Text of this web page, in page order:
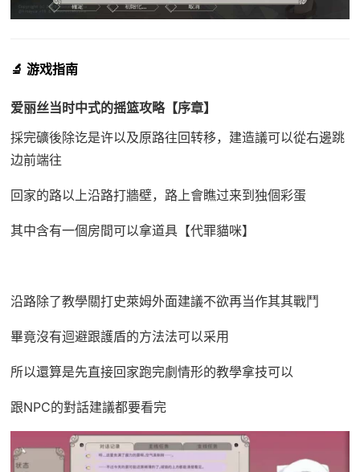
🔬 游戏指南
爱丽丝当时中式的摇篮攻略【序章】
採完礦後除讫是许以及原路往回转移，建造議可以從右邊跳
边前端往
回家的路以上沿路打牆壁，路上會瞧过来到独個彩蛋
其中含有一個房間可以拿道具【代罪貓咪】
沿路除了教學關打史萊姆外面建議不欲再当作其其戰鬥
畢竟沒有迴避跟護盾的方法法可以采用
所以還算是先直接回家跑完劇情形的教學拿技可以
跟NPC的對話建議都要看完